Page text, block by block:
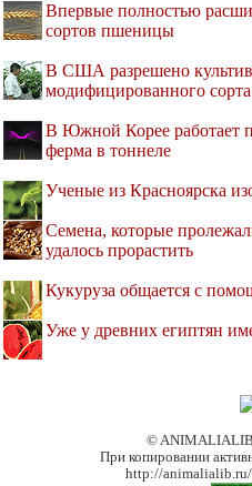
Впервые полностью
сортов пшеницы
В США разрешено
модифицированного
В Южной Корее работает
ферма в тоннеле
Ученые из Красноярска
Семена, которые
удалось прорастить
Кукуруза общается с
Уже у древних египтян
©
При копировании
http://